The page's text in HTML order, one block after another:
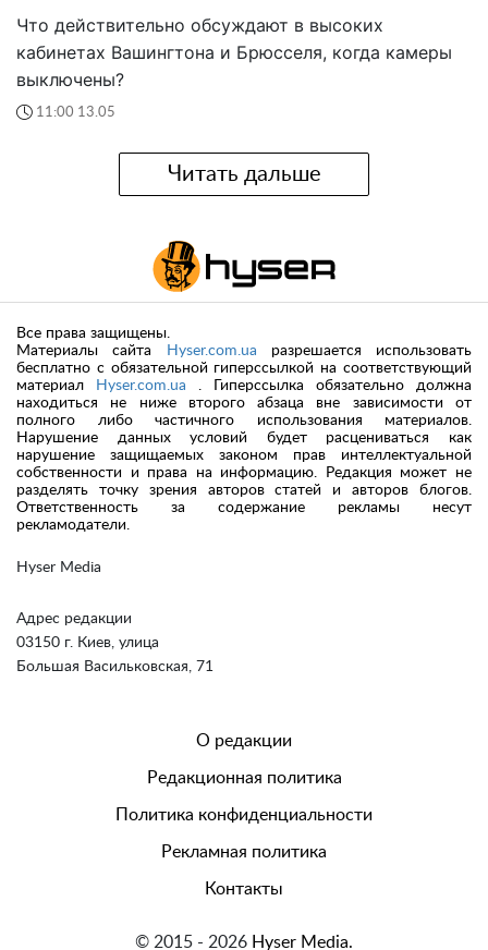
Что действительно обсуждают в высоких
кабинетах Вашингтона и Брюсселя, когда камеры
выключены?
11:00 13.05
Читать дальше
Hyser Media
Адрес редакции
03150 г. Киев, улица
Большая Васильковская, 71
Все права защищены.
Материалы сайта
Hyser.com.ua разрешается использовать
бесплатно с обязательной гиперссылкой на соответствующий
материал
Hyser.com.ua . Гиперссылка обязательно должна
находиться не ниже второго абзаца вне зависимости от
полного либо частичного использования материалов.
Нарушение данных условий будет расцениваться как
нарушение защищаемых законом прав интеллектуальной
собственности и права на информацию. Редакция может не
разделять точку зрения авторов статей и авторов блогов.
Ответственность за содержание рекламы несут
рекламодатели.
О редакции
Редакционная политика
Политика конфиденциальности
Рекламная политика
Контакты
© 2015 - 2026 Hyser Media.